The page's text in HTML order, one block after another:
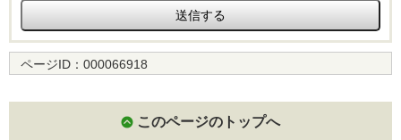
ページID： 000066918
このページのトップへ